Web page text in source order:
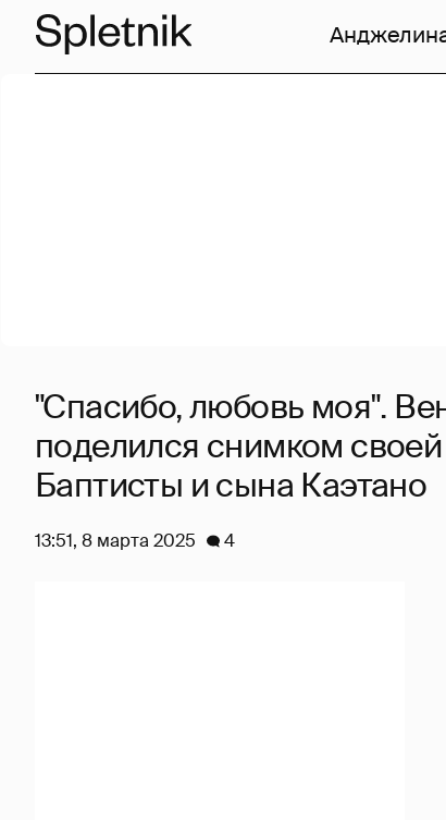
"Спасибо, любовь моя".
поделился снимком
Баптисты и сына Каэтано
13:51, 8 марта 2025 4